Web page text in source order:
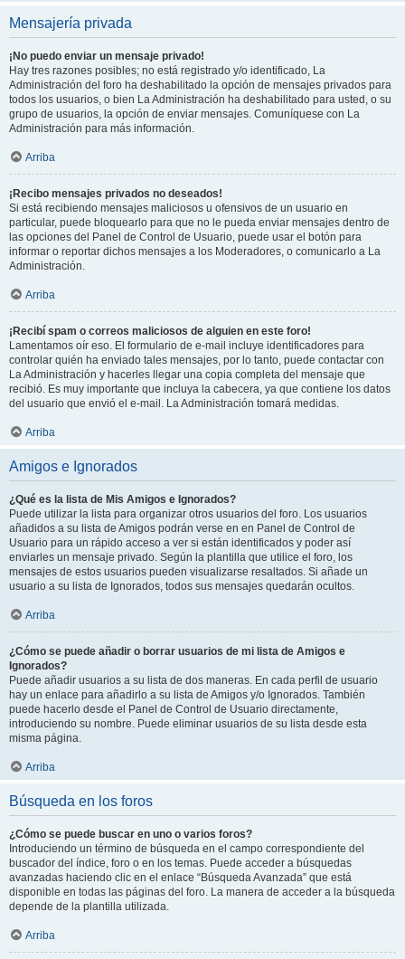
Mensajería privada
¡No puedo enviar un mensaje privado!
Hay tres razones posibles; no está registrado y/o identificado, La
Administración del foro ha deshabilitado la opción de mensajes privados para
todos los usuarios, o bien La Administración ha deshabilitado para usted, o su
grupo de usuarios, la opción de enviar mensajes. Comuníquese con La
Administración para más información.
Arriba
¡Recibo mensajes privados no deseados!
Si está recibiendo mensajes maliciosos u ofensivos de un usuario en
particular, puede bloquearlo para que no le pueda enviar mensajes dentro de
las opciones del Panel de Control de Usuario, puede usar el botón para
informar o reportar dichos mensajes a los Moderadores, o comunicarlo a La
Administración.
Arriba
¡Recibí spam o correos maliciosos de alguien en este foro!
Lamentamos oír eso. El formulario de e-mail incluye identificadores para
controlar quién ha enviado tales mensajes, por lo tanto, puede contactar con
La Administración y hacerles llegar una copia completa del mensaje que
recibió. Es muy importante que incluya la cabecera, ya que contiene los datos
del usuario que envió el e-mail. La Administración tomará medidas.
Arriba
Amigos e Ignorados
¿Qué es la lista de Mis Amigos e Ignorados?
Puede utilizar la lista para organizar otros usuarios del foro. Los usuarios
añadidos a su lista de Amigos podrán verse en en Panel de Control de
Usuario para un rápido acceso a ver si están identificados y poder así
enviarles un mensaje privado. Según la plantilla que utilice el foro, los
mensajes de estos usuarios pueden visualizarse resaltados. Si añade un
usuario a su lista de Ignorados, todos sus mensajes quedarán ocultos.
Arriba
¿Cómo se puede añadir o borrar usuarios de mi lista de Amigos e
Ignorados?
Puede añadir usuarios a su lista de dos maneras. En cada perfil de usuario
hay un enlace para añadirlo a su lista de Amigos y/o Ignorados. También
puede hacerlo desde el Panel de Control de Usuario directamente,
introduciendo su nombre. Puede eliminar usuarios de su lista desde esta
misma página.
Arriba
Búsqueda en los foros
¿Cómo se puede buscar en uno o varios foros?
Introduciendo un término de búsqueda en el campo correspondiente del
buscador del índice, foro o en los temas. Puede acceder a búsquedas
avanzadas haciendo clic en el enlace “Búsqueda Avanzada” que está
disponible en todas las páginas del foro. La manera de acceder a la búsqueda
depende de la plantilla utilizada.
Arriba